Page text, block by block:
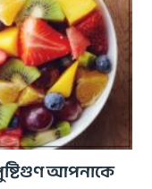
আপনাকে